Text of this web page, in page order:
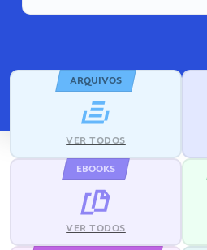
ARQUIVOS
VER TODOS
EBOOKS
VER TODOS